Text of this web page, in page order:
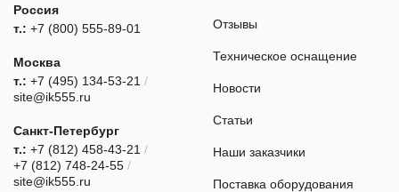
Россия
т.: +7 (800) 555-89-01
Москва
т.: +7 (495) 134-53-21 /
site@ik555.ru
Санкт-Петербург
т.: +7 (812) 458-43-21 /
+7 (812) 748-24-55 /
site@ik555.ru
Отзывы
Техническое оснащение
Новости
Статьи
Наши заказчики
Поставка оборудования